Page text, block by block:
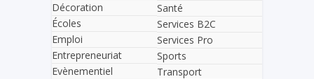
Décoration
Écoles
Emploi
Entrepreneuriat
Evènementiel
Santé
Services B2C
Services Pro
Sports
Transport